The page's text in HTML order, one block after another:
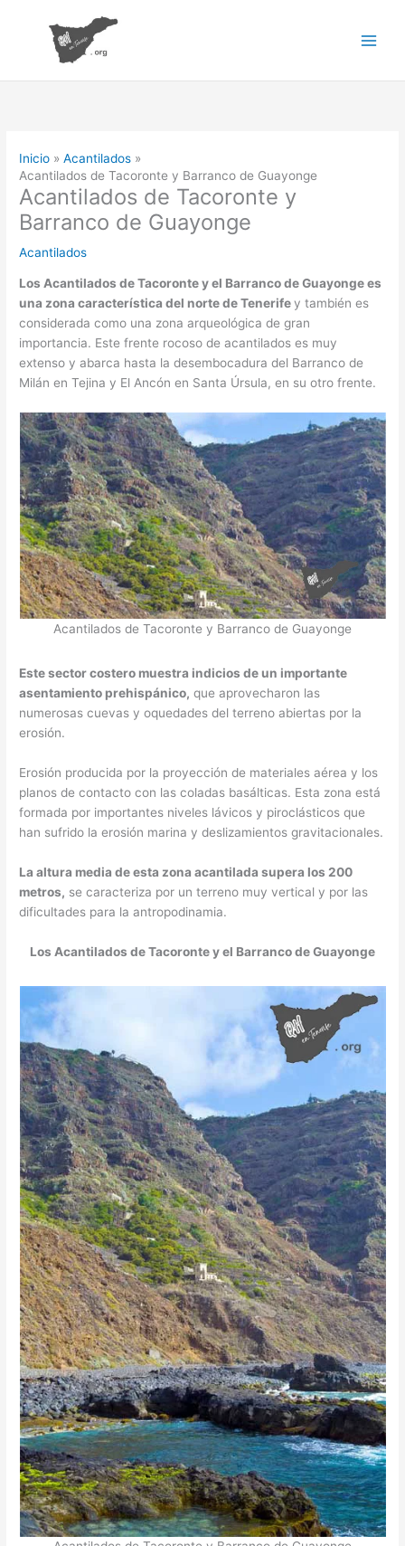
contenido
Inicio
Acantilados
Acantilados de Tacoronte y Barranco de Guayonge
Acantilados de Tacoronte y
Barranco de Guayonge
Acantilados
Los Acantilados de Tacoronte y el Barranco de Guayonge es
una zona característica del norte de Tenerifey también es
considerada como una zona arqueológica de gran
importancia. Este frente rocoso de acantilados es muy
extenso y abarca hasta la desembocadura del Barranco de
Milán en Tejina y El Ancón en Santa Úrsula, en su otro frente.
Acantilados de Tacoronte y Barranco de Guayonge
Este sector costero muestra indicios de un importante
asentamiento prehispánico, que aprovecharon las
numerosas cuevas y oquedades del terreno abiertas por la
erosión.
Erosión producida por la proyección de materiales aérea y los
planos de contacto con las coladas basálticas. Esta zona está
formada por importantes niveles lávicos y piroclásticos que
han sufrido la erosión marina y deslizamientos gravitacionales.
La altura media de esta zona acantilada supera los 200
metros, se caracteriza por un terreno muy vertical y por las
dificultades para la antropodinamia.
Los Acantilados de Tacoronte y el Barranco de Guayonge